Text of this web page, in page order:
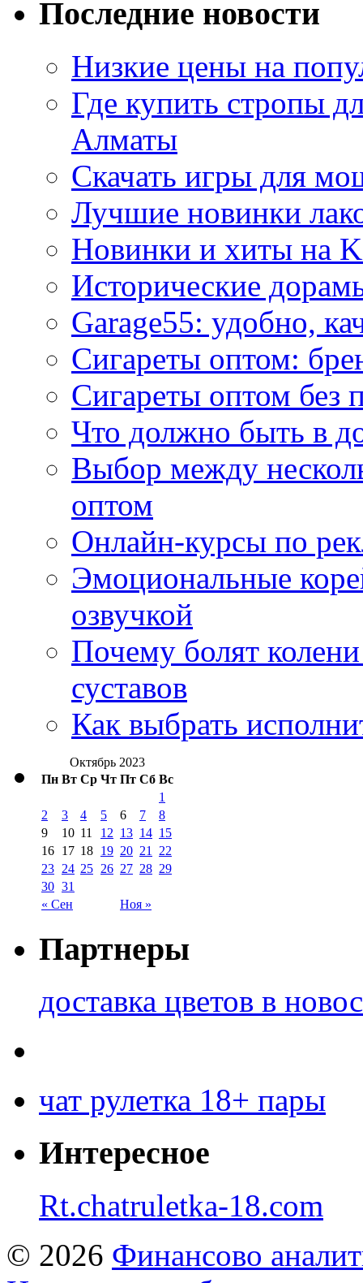
Последние новости
Низкие цены на
Где купить стропы
Алматы
Скачать игры для
Лучшие новинки
Новинки и хиты на
Исторические
Garage55: удобно,
Сигареты оптом:
Сигареты оптом без
Что должно быть в
Выбор между
оптом
Онлайн-курсы по
Эмоциональные
озвучкой
Почему болят
суставов
Как выбрать
Октябрь 2023
Пн Вт Ср Чт Пт Сб Вс
« Сен Ноя »
1
2
3 4 5 6 7
8
9
10 11 12 13 14 15
16 17 18 19 20 21
22
23 24 25 26 27 28 29
30 31
Партнеры
доставка цветов в
чат рулетка 18+ пары
Интересное
Rt.chatruletka-18.com
© 2026 Финансово